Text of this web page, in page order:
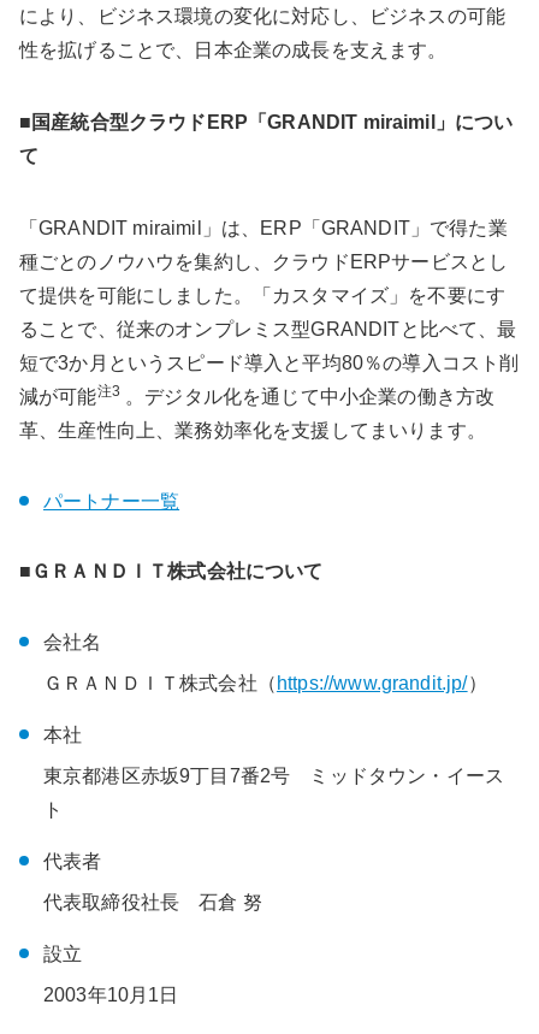
により、ビジネス環境の変化に対応し、ビジネスの可能
性を拡げることで、日本企業の成長を支えます。
■国産統合型クラウドERP「GRANDIT miraimil」につい
て
「GRANDIT miraimil」は、ERP「GRANDIT」で得た業
種ごとのノウハウを集約し、クラウドERPサービスとし
て提供を可能にしました。「カスタマイズ」を不要にす
ることで、従来のオンプレミス型GRANDITと比べて、最
短で3か月というスピード導入と平均80％の導入コスト削
減が可能注3 。デジタル化を通じて中小企業の働き方改
革、生産性向上、業務効率化を支援してまいります。
パートナー一覧
■ＧＲＡＮＤＩＴ株式会社について
会社名
ＧＲＡＮＤＩＴ株式会社（ https://www.grandit.jp/）
本社
東京都港区赤坂9丁目7番2号 ミッドタウン・イース
ト
代表者
代表取締役社長 石倉 努
設立
2003年10月1日